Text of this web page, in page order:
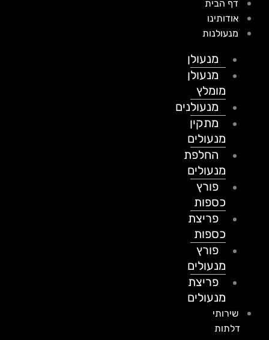
דף הבית
אודותינו
מנעולנות
מנעולן
מנעולן
מומלץ
מנעולנים
מתקין
מנעולים
החלפת
מנעולים
פורץ
כספות
פריצת
כספות
פורץ
מנעולים
פריצת
מנעולים
שירותי
דלתות